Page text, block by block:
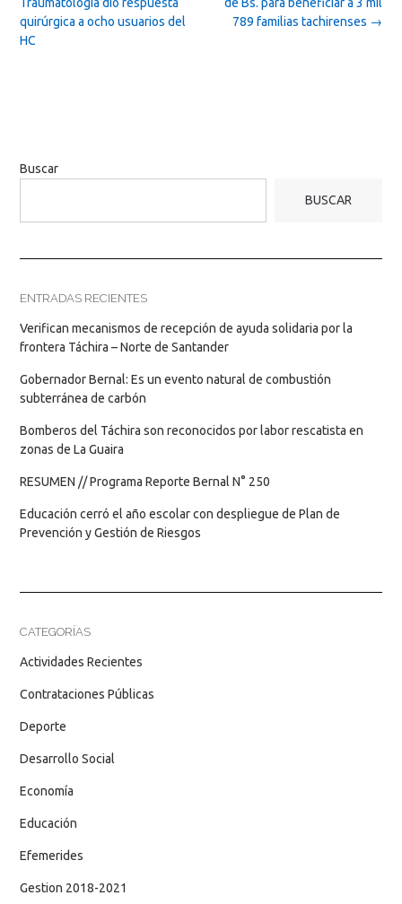
789 familias tachirenses →
quirúrgica a ocho usuarios del
HC
Buscar
BUSCAR
ENTRADAS RECIENTES
Verifican mecanismos de recepción de ayuda solidaria por la
frontera Táchira – Norte de Santander
Gobernador Bernal: Es un evento natural de combustión
subterránea de carbón
Bomberos del Táchira son reconocidos por labor rescatista en
zonas de La Guaira
RESUMEN // Programa Reporte Bernal N° 250
Educación cerró el año escolar con despliegue de Plan de
Prevención y Gestión de Riesgos
CATEGORÍAS
Actividades Recientes
Contrataciones Públicas
Deporte
Desarrollo Social
Economía
Educación
Efemerides
Gestion 2018-2021